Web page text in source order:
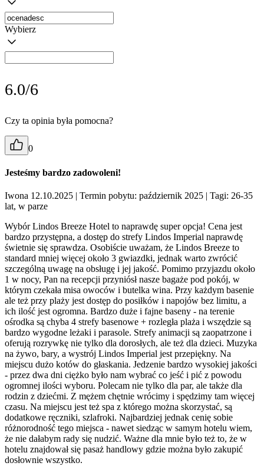
Wybierz
6.0/6
Czy ta opinia była pomocna?
0
Jesteśmy bardzo zadowoleni!
Iwona 12.10.2025 | Termin pobytu: październik 2025 | Tagi: 26-35
lat, w parze
Wybór Lindos Breeze Hotel to naprawdę super opcja! Cena jest
bardzo przystępna, a dostęp do strefy Lindos Imperial naprawdę
świetnie się sprawdza. Osobiście uważam, że Lindos Breeze to
standard mniej więcej około 3 gwiazdki, jednak warto zwrócić
szczególną uwagę na obsługę i jej jakość. Pomimo przyjazdu około
1 w nocy, Pan na recepcji przyniósł nasze bagaże pod pokój, w
którym czekała misa owoców i butelka wina. Przy każdym basenie
ale też przy plaży jest dostęp do posiłków i napojów bez limitu, a
ich ilość jest ogromna. Bardzo duże i fajne baseny - na terenie
ośrodka są chyba 4 strefy basenowe + rozległa plaża i wszędzie są
bardzo wygodne leżaki i parasole. Strefy animacji są zaopatrzone i
oferują rozrywkę nie tylko dla dorosłych, ale też dla dzieci. Muzyka
na żywo, bary, a wystrój Lindos Imperial jest przepiękny. Na
miejscu dużo kotów do głaskania. Jedzenie bardzo wysokiej jakości
- przez dwa dni ciężko było nam wybrać co jeść i pić z powodu
ogromnej ilości wyboru. Polecam nie tylko dla par, ale także dla
rodzin z dziećmi. Z mężem chętnie wrócimy i spędzimy tam więcej
czasu. Na miejscu jest też spa z którego można skorzystać, są
dodatkowe ręczniki, szlafroki. Najbardziej jednak cenię sobie
różnorodność tego miejsca - nawet siedząc w samym hotelu wiem,
że nie dałabym rady się nudzić. Ważne dla mnie było też to, że w
hotelu znajdował się pasaż handlowy gdzie można było zakupić
dosłownie wszystko.